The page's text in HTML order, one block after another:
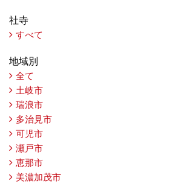
社寺
すべて
地域別
全て
土岐市
瑞浪市
多治見市
可児市
瀬戸市
恵那市
美濃加茂市